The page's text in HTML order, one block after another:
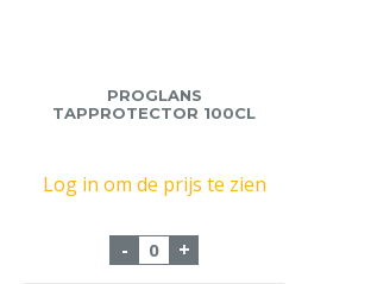
PROGLANS
TAPPROTECTOR 100CL
Log in om de prijs te zien
- Proglans Tapprotector
+